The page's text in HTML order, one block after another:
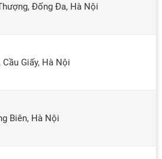
Đống Đa, Hà Nội
Giấy, Hà Nội
Biên, Hà Nội